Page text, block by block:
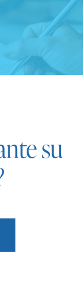
su